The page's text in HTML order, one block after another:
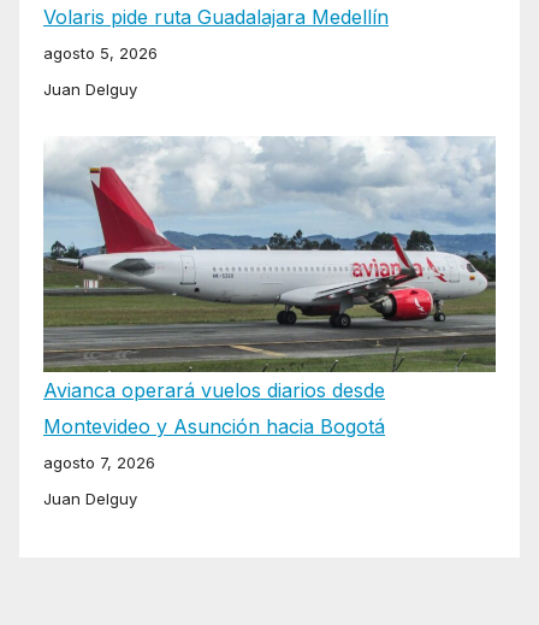
Volaris pide ruta Guadalajara Medellín
agosto 5, 2026
Juan Delguy
Avianca operará vuelos diarios desde
Montevideo y Asunción hacia Bogotá
agosto 7, 2026
Juan Delguy